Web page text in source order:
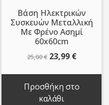
Βάση Ηλεκτρικών
Συσκευών Μεταλλική
Με Φρένο Ασημί
60x60cm
25,00€ Original
25,00 €.
23,99 €Η
είναι:
Προσθήκη στο
καλάθι